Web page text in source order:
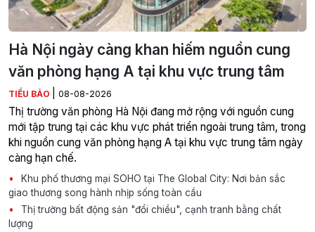
Hà Nội ngày càng khan hiếm nguồn cung
văn phòng hạng A tại khu vực trung tâm
TIỂU BẢO 08-08-2026
Thị trường văn phòng Hà Nội đang mở rộng với nguồn cung
mới tập trung tại các khu vực phát triển ngoài trung tâm, trong
khi nguồn cung văn phòng hạng A tại khu vực trung tâm ngày
càng hạn chế.
Khu phố thương mại SOHO tại The Global City: Nơi bản sắc
giao thương song hành nhịp sống toàn cầu
Thị trường bất động sản "đổi chiều", cạnh tranh bằng chất
lượng